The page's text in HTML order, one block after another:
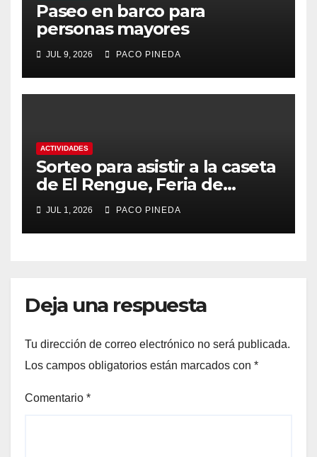
Paseo en barco para
personas mayores
JUL 9, 2026 PACO PINEDA
ACTIVIDADES
Sorteo para asistir a la caseta
de El Rengue, Feria de
Málaga 2026
JUL 1, 2026 PACO PINEDA
Deja una respuesta
Tu dirección de correo electrónico no será publicada.
Los campos obligatorios están marcados con *
Comentario *